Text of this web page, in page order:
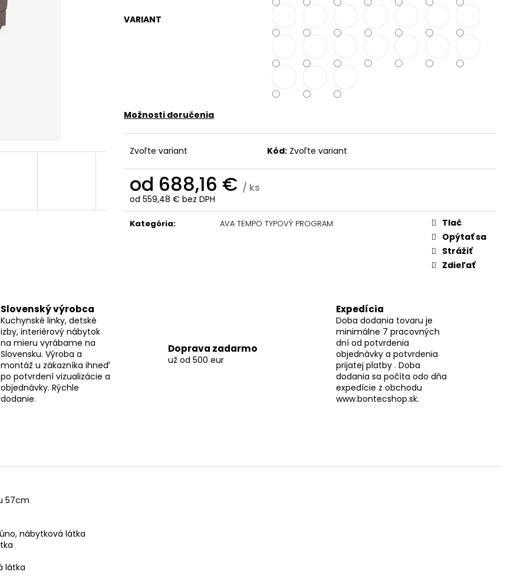
VARIANT
Možnosti doručenia
Zvoľte variant Kód: Zvoľte variant
od 688,16 € / ks
od 559,48 € bez DPH
Jednotková
cena:
Kategória: AVA TEMPO TYPOVÝ PROGRAM
Tlač
Opýtať sa
Strážiť
Zdieľať
Slovenský výrobca
Kuchynské linky, detské
izby, interiérový nábytok
na mieru vyrábame na
Slovensku. Výroba a
montáž u zákazníka ihneď
po potvrdení vizualizácie a
objednávky. Rýchle
dodanie.
Doprava zadarmo
už od 500 eur
Expedícia
Doba dodania tovaru je
minimálne 7 pracovných
dní od potvrdenia
objednávky a potvrdenia
prijatej platby . Doba
dodania sa počíta odo dňa
expedície z obchodu
www.bontecshop.sk.
57cm
nábytková látka
látka